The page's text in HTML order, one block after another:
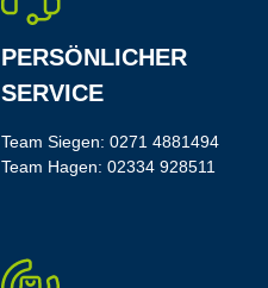
PERSÖNLICHER
SERVICE
Team Siegen: 0271 4881494
Team Hagen: 02334 928511